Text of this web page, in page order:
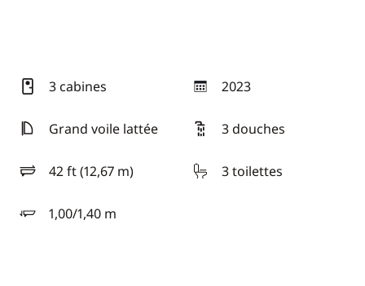
3 cabines 2023
année
Grand voile lattée
3 douches
42 ft (12,67 m)
longueur 3 toilettes
1,00/1,40 m
tirant d'eau